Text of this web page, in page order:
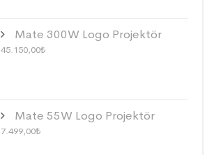
Mate 300W Logo Projektör
45.150,00₺
Mate 55W Logo Projektör
7.499,00₺